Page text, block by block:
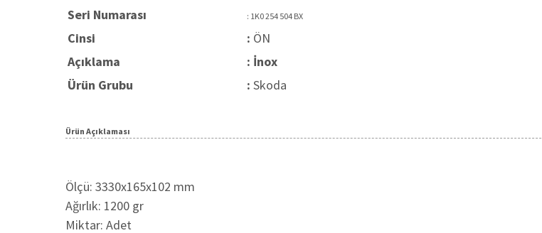
Seri Numarası
: 1K0 254 504 BX
Cinsi : ÖN
Açıklama
: İnox
Ürün Grubu
: Skoda
Ürün Açıklaması
Ölçü: 3330x165x102 mm
Ağırlık: 1200 gr
Miktar: Adet